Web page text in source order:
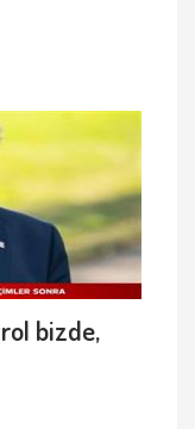
bizde,